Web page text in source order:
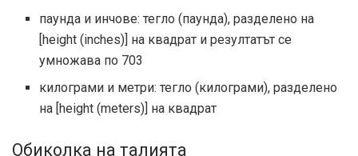
паунда и инчове: тегло (паунда), разделено на
[height (inches)] на квадрат и резултатът се
умножава по 703
килограми и метри: тегло (килограми), разделено
на [height (meters)] на квадрат
Обиколка на талията